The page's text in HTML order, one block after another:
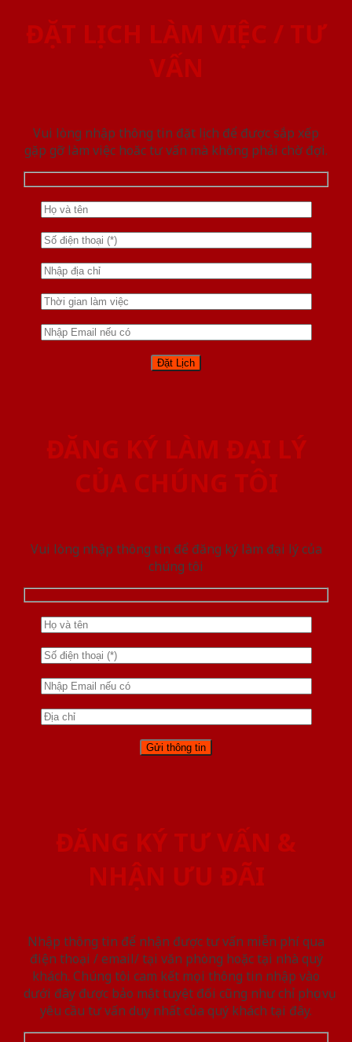
ĐẶT LỊCH LÀM VIỆC / TƯ
VẤN
Vui lòng nhập thông tin đặt lịch để được sắp xếp
gặp gỡ làm việc hoăc tư vấn mà không phải chờ đợi.
ĐĂNG KÝ LÀM ĐẠI LÝ
CỦA CHÚNG TÔI
Vui lòng nhập thông tin để đăng ký làm đại lý của
chúng tôi
ĐĂNG KÝ TƯ VẤN &
NHẬN ƯU ĐÃI
Nhập thông tin để nhận được tư vấn miễn phí qua
điện thoại / email/ tại văn phòng hoặc tại nhà quý
khách. Chúng tôi cam kết mọi thông tin nhập vào
dưới đây được bảo mật tuyệt đối cũng như chỉ phục vụ
yêu cầu tư vấn duy nhất của quý khách tại đây.